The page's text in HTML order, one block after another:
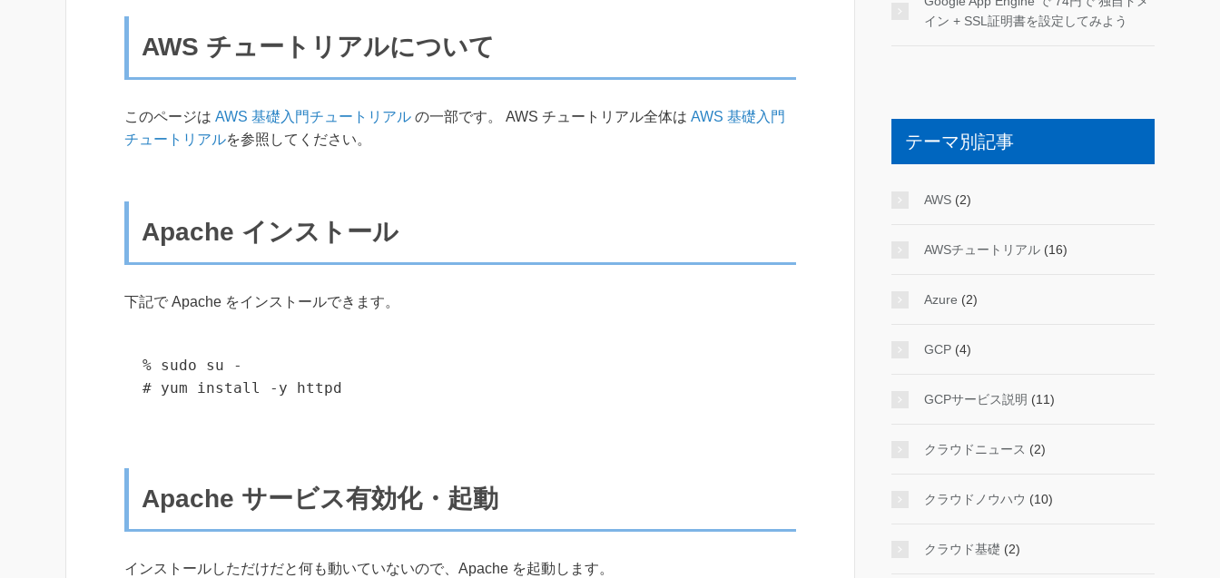
AWS チュートリアルについて
このページは AWS 基礎入門チュートリアル の一部です。 AWS チュートリアル全体は AWS 基礎入門
チュートリアルを参照してください。
Apache インストール
下記で Apache をインストールできます。
% sudo su -
# yum install -y httpd
Apache サービス有効化・起動
インストールしただけだと何も動いていないので、Apache を起動します。
イン + SSL証明書を設定してみよう
テーマ別記事
AWS (2)
AWSチュートリアル (16)
Azure (2)
GCP (4)
GCPサービス説明 (11)
クラウドニュース (2)
クラウドノウハウ (10)
クラウド基礎 (2)